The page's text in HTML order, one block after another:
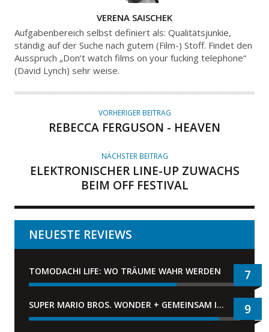
U
T
O
R
VERENA SAISCHEK
Aufgabenbereich selbst definiert als: Qualitätsjunkie,
ständig auf der Suche nach gutem (Film-) Stoff. Findet den
Ausspruch „Don’t watch films on your fucking telephone“
(David Lynch) sehr weise.
VORHERIGER BEITRAG
REBECCA FERGUSON - HEAVEN
NÄCHSTER BEITRAG
ELEKTRONISCHER LINE-UP ZUWACHS
BEIM OFF FESTIVAL
NEUESTE REVIEWS
TOMODACHI LIFE: WO TRÄUME WAHR WERDEN 7
SUPER MARIO BROS. WONDER + GEMEINSAM IM BELLABEL-PARK 9